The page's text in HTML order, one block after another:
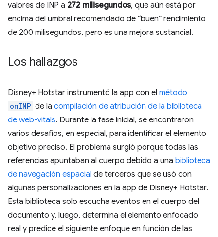
valores de INP a 272 milisegundos, que aún está por
encima del umbral recomendado de “buen” rendimiento
de 200 milisegundos, pero es una mejora sustancial.
Los hallazgos
Disney+ Hotstar instrumentó la app con el método
onINP de la compilación de atribución de la biblioteca
de web-vitals. Durante la fase inicial, se encontraron
varios desafíos, en especial, para identificar el elemento
objetivo preciso. El problema surgió porque todas las
referencias apuntaban al cuerpo debido a una biblioteca
de navegación espacial de terceros que se usó con
algunas personalizaciones en la app de Disney+ Hotstar.
Esta biblioteca solo escucha eventos en el cuerpo del
documento y, luego, determina el elemento enfocado
real y predice el siguiente enfoque en función de las